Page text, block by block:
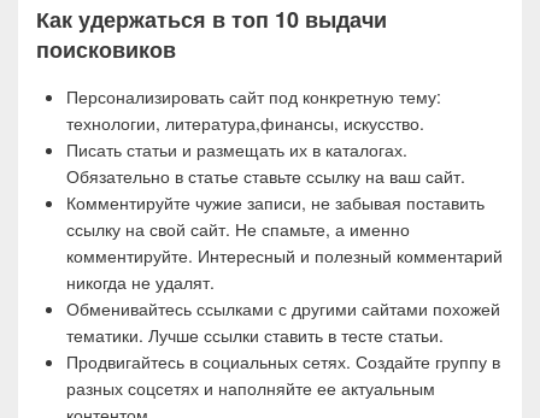
Как удержаться в топ 10 выдачи
поисковиков
Персонализировать сайт под конкретную тему:
технологии, литература,финансы, искусство.
Писать статьи и размещать их в каталогах.
Обязательно в статье ставьте ссылку на ваш сайт.
Комментируйте чужие записи, не забывая поставить
ссылку на свой сайт. Не спамьте, а именно
комментируйте. Интересный и полезный комментарий
никогда не удалят.
Обменивайтесь ссылками с другими сайтами похожей
тематики. Лучше ссылки ставить в тесте статьи.
Продвигайтесь в социальных сетях. Создайте группу в
разных соцсетях и наполняйте ее актуальным